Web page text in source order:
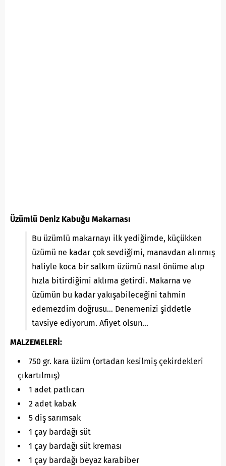
Üzümlü Deniz Kabuğu Makarnası
Bu üzümlü makarnayı ilk yediğimde, küçükken
üzümü ne kadar çok sevdiğimi, manavdan alınmış
haliyle koca bir salkım üzümü nasıl önüme alıp
hızla bitirdiğimi aklıma getirdi. Makarna ve
üzümün bu kadar yakışabileceğini tahmin
edemezdim doğrusu… Denemenizi şiddetle
tavsiye ediyorum. Afiyet olsun…
MALZEMELERİ:
750 gr. kara üzüm (ortadan kesilmiş çekirdekleri
çıkartılmış)
1 adet patlıcan
2 adet kabak
5 diş sarımsak
1 çay bardağı süt
1 çay bardağı süt kreması
1 çay bardağı beyaz karabiber